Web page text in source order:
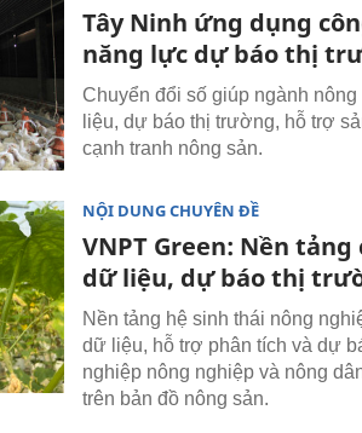
Tây Ninh ứng dụng
năng lực dự báo thị
Chuyển đổi số giúp ngành
liệu, dự báo thị trường, hỗ trợ
cạnh tranh nông sản.
NỘI DUNG CHUYÊN ĐỀ
VNPT Green: Nền
dữ liệu, dự báo thị
Nền tảng hệ sinh thái nông
dữ liệu, hỗ trợ phân tích và dự
nghiệp nông nghiệp và nông
trên bản đồ nông sản.